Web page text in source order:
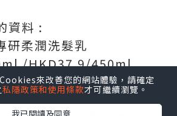
資料 :
柔潤洗髮乳
/HKD37.9/450ml
質，為嚴重乾旱秀髮注入
來改善您的網站體驗，請確定
私隱政策和使用條款才可繼續瀏覽。
我已閱讀及同意